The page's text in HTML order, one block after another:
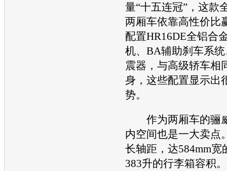
量“十五连冠”，这款
两厢车依靠高性价比
配置HR16DE全铝合
机、BA辅助刹车系
震器，与高级轿车相
身，这些配置显示出
势。
作为两厢车的骊
内空间也是一大卖点
长轴距，达584mm宽
383升的行李箱容积